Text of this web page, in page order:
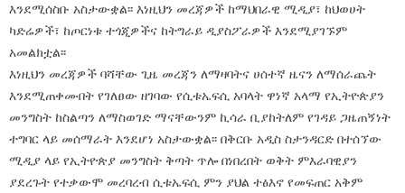
እንደሚሰስቡ አስታውቋል፡፡ እነዚህን መረጃዎች ከማህበራዊ ሚዲያ፣ ከህወሀት
ካድሬዎች፣ ከጦርነቱ ተጎጂዎችና ከትግራይ ዲያስፖራዎች እንደሚያገኙም
አመልክቷል፡፡
እነዚህን መረጃዎች ባሻቸው ጊዜ መረጃን ለማዛባትና ሀሰተኛ ዜናን ለማሰራጨት
እንደሚጠቀሙበት የገለፀው ዘገባው የሲቱኤፍሲ አባላት ዋነኛ አላማ የኢትዮጵያን
መንግስት ከስልጣን ለማስወገድ ማናቸውንም ኪሳራ ቢያከትለም የገዳይ ጋዜጠኝነት
ተግባር ላይ መሰማራት እንደሆነ አስታውቋል፡፡ በቅርቡ አዲስ ስታንዳርድ በተሰኘው
ሚዲያ ላይ የኢትዮጵያ መንግስት ቅጣት ጥሎ በነበረበት ወቅት ምእራባዊያን
ያደረጉት የተቃውሞ መረባረብ ሲቱኤፍሲ ምን ያህል ተፅእኖ የመፍጠር አቅም